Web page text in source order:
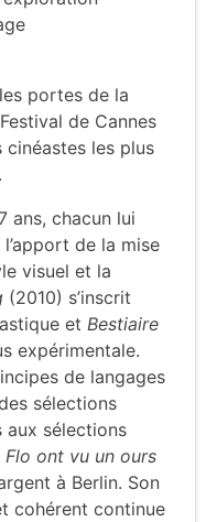
portes de la
de Cannes
les plus
ans, chacun lui
de la mise
visuel et la
(2010) s’inscrit
et Bestiaire
expérimentale.
de langages
sélections
aux sélections
Flo ont vu un ours
à Berlin. Son
cohérent continue